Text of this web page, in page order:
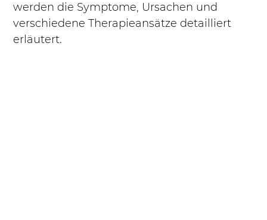
werden die Symptome, Ursachen und
verschiedene Therapieansätze detailliert
erläutert.